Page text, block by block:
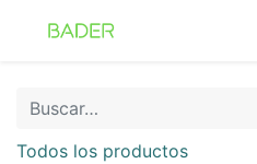
Todos los productos